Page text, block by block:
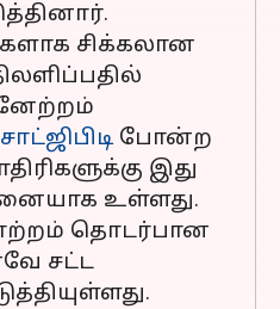
சிக்கலான
சாட்ஜிபிடி போன்ற
இது
உள்ளது.
தொடர்பான
சட்ட